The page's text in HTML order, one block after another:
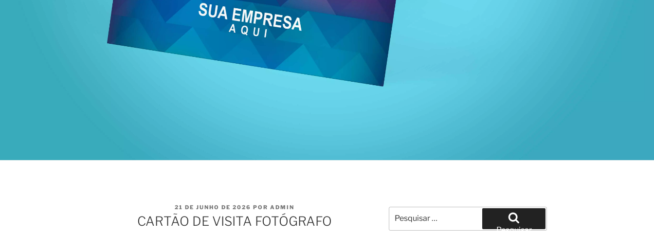
PUBLICADO
EM
21 DE JUNHO DE 2026 PORADMIN
CARTÃO DE VISITA FOTÓGRAFO
Pesquisar
Pesquisar